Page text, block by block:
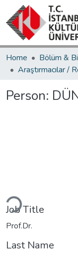
Home
Bölüm &
Araştırmacılar /
Person:
Loading...
Job Title
Prof.Dr.
Last Name